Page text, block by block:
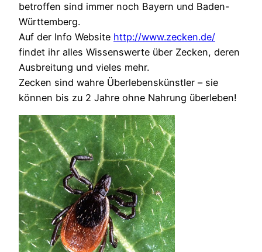
betroffen sind immer noch Bayern und Baden-
Württemberg.
Auf der Info Website http://www.zecken.de/
findet ihr alles Wissenswerte über Zecken, deren
Ausbreitung und vieles mehr.
Zecken sind wahre Überlebenskünstler – sie
können bis zu 2 Jahre ohne Nahrung überleben!